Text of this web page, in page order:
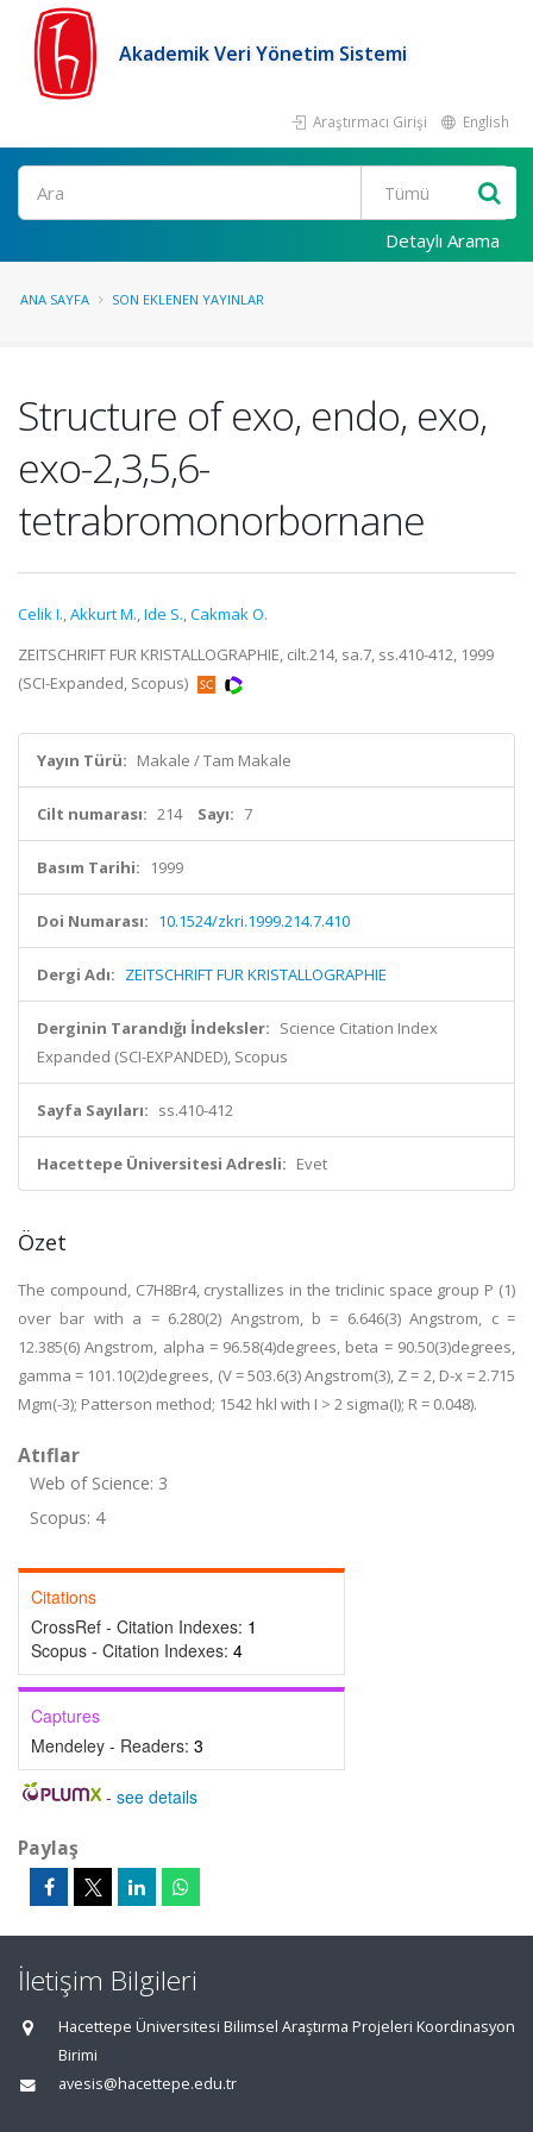
Akademik Veri Yönetim Sistemi
Araştırmacı Girişi English
Ara
Detaylı Arama
ANA SAYFA SON EKLENEN YAYINLAR
Structure of exo, endo, exo,
exo-2,3,5,6-
tetrabromonorbornane
Celik I.,Akkurt M.,Ide S.,Cakmak O.
ZEITSCHRIFT FUR KRISTALLOGRAPHIE, cilt.214, sa.7, ss.410-412, 1999
(SCI-Expanded, Scopus)
Yayın Türü: Makale / Tam Makale
Cilt numarası: 214 Sayı: 7
Basım Tarihi: 1999
Doi Numarası: 10.1524/zkri.1999.214.7.410
Dergi Adı: ZEITSCHRIFT FUR KRISTALLOGRAPHIE
Derginin Tarandığı İndeksler: Science Citation Index
Expanded (SCI-EXPANDED), Scopus
Sayfa Sayıları: ss.410-412
Hacettepe Üniversitesi Adresli: Evet
Özet
The compound, C7H8Br4, crystallizes in the triclinic space group P (1)
over bar with a = 6.280(2) Angstrom, b = 6.646(3) Angstrom, c =
12.385(6) Angstrom, alpha = 96.58(4)degrees, beta = 90.50(3)degrees,
gamma = 101.10(2)degrees, (V = 503.6(3) Angstrom(3), Z = 2, D-x = 2.715
Mgm(-3); Patterson method; 1542 hkl with I > 2 sigma(I); R = 0.048).
Atıflar
Web of Science: 3
Scopus: 4
Citations
CrossRef - Citation Indexes: 1
Scopus - Citation Indexes: 4
Captures
Mendeley - Readers: 3
- see details
Paylaş
İletişim Bilgileri
Hacettepe Üniversitesi Bilimsel Araştırma Projeleri Koordinasyon
Birimi
avesis@hacettepe.edu.tr